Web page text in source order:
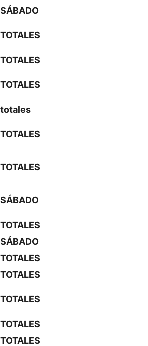
SÁBADO
TOTALES
TOTALES
TOTALES
totales
TOTALES
TOTALES
SÁBADO
TOTALES
SÁBADO
TOTALES
TOTALES
TOTALES
TOTALES
TOTALES